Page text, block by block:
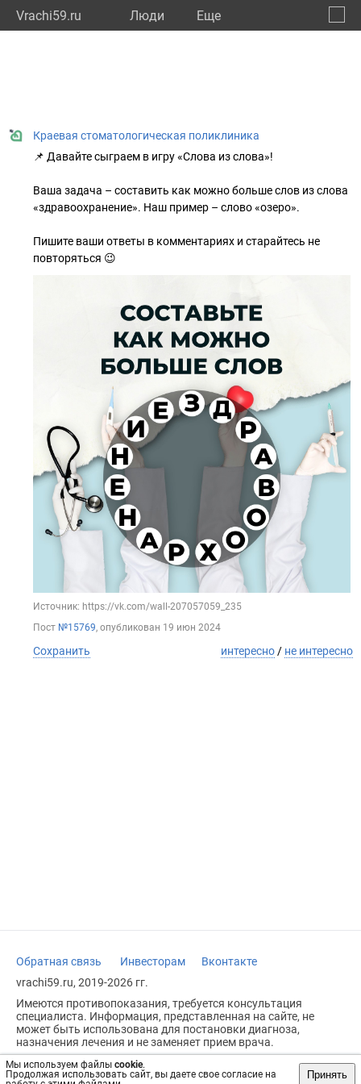
Vrachi59.ru Люди Eще
Мы используем файлы cookie.
Продолжая использовать сайт, вы даете свое согласие на
Принять
Краевая стоматологическая поликлиника
📌 Давайте сыграем в игру «Слова из слова»!
Ваша задача – составить как можно больше слов из слова
«здравоохранение». Наш пример – слово «озеро».
Пишите ваши ответы в комментариях и старайтесь не
повторяться 😉
Источник: https://vk.com/wall-207057059_235
Пост №15769, опубликован 19 июн 2024
Сохранить интересно / не интересно
Обратная связь Инвесторам
Вконтакте
vrachi59.ru, 2019-2026 гг.
Имеются противопоказания, требуется консультация
специалиста. Информация, представленная на сайте, не
может быть использована для постановки диагноза,
назначения лечения и не заменяет прием врача.
Возрастное ограничение: 18+